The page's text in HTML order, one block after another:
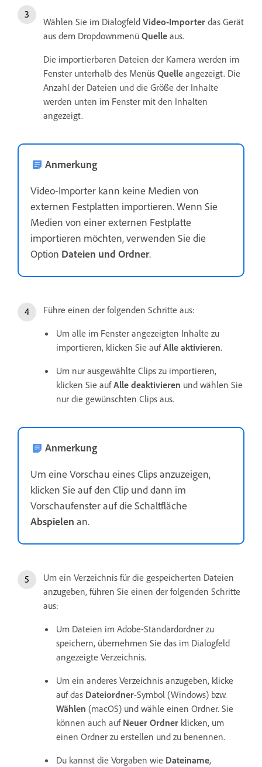
Wählen Sie im Dialogfeld Video-Importer das Gerät
aus dem Dropdownmenü Quelle aus.
Die importierbaren Dateien der Kamera werden im
Fenster unterhalb des Menüs Quelle angezeigt. Die
Anzahl der Dateien und die Größe der Inhalte
werden unten im Fenster mit den Inhalten
angezeigt.
Anmerkung
Video-Importer kann keine Medien von
externen Festplatten importieren. Wenn Sie
Medien von einer externen Festplatte
importieren möchten, verwenden Sie die
Option Dateien und Ordner.
Führe einen der folgenden Schritte aus:
Um alle im Fenster angezeigten Inhalte zu
importieren, klicken Sie aufAlle aktivieren.
Um nur ausgewählte Clips zu importieren,
klicken Sie aufAlle deaktivieren und wählen Sie
nur die gewünschten Clips aus.
Anmerkung
Um eine Vorschau eines Clips anzuzeigen,
klicken Sie auf den Clip und dann im
Vorschaufenster auf die Schaltfläche
Abspielen an.
Um ein Verzeichnis für die gespeicherten Dateien
anzugeben, führen Sie einen der folgenden Schritte
aus:
Um Dateien im Adobe-Standardordner zu
speichern, übernehmen Sie das im Dialogfeld
angezeigte Verzeichnis.
Um ein anderes Verzeichnis anzugeben, klicke
auf das Dateiordner-Symbol (Windows) bzw.
Wählen (macOS) und wähle einen Ordner. Sie
können auch auf Neuer Ordner klicken, um
einen Ordner zu erstellen und zu benennen.
Du kannst die Vorgaben wie Dateiname,